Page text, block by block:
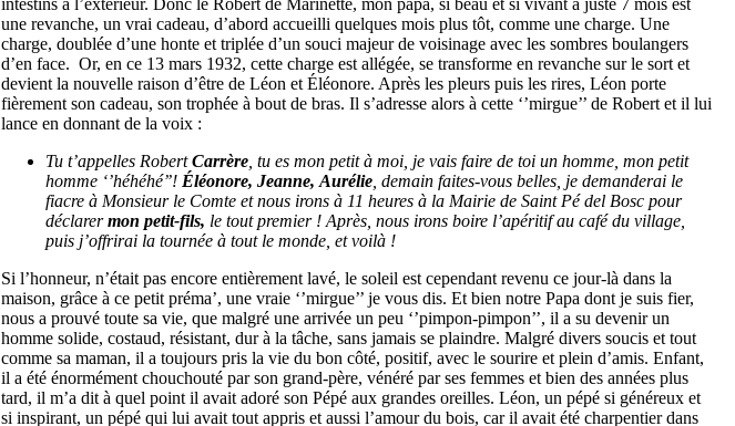
intestins à l’extérieur. Donc le Robert de Marinette, mon papa, si beau et si vivant à juste 7 mois est
une revanche, un vrai cadeau, d’abord accueilli quelques mois plus tôt, comme une charge. Une
charge, doublée d’une honte et triplée d’un souci majeur de voisinage avec les sombres boulangers
d’en face. Or, en ce 13 mars 1932, cette charge est allégée, se transforme en revanche sur le sort et
devient la nouvelle raison d’être de Léon et Éléonore. Après les pleurs puis les rires, Léon porte
fièrement son cadeau, son trophée à bout de bras. Il s’adresse alors à cette ‘’mirgue’’ de Robert et il lui
lance en donnant de la voix :
Tu t’appelles RobertCarrère , tu es mon petit à moi, je vais faire de toi un homme, mon petit
homme ‘’héhéhé’’! Éléonore, Jeanne, Aurélie , demain faites-vous belles, je demanderai le
fiacre à Monsieur le Comte et nous irons à 11 heures à la Mairie de Saint Pé del Bosc pour
déclarermon petit-fils, le tout premier ! Après, nous irons boire l’apéritif au café du village,
puis j’offrirai la tournée à tout le monde, et voilà !
Si l’honneur, n’était pas encore entièrement lavé, le soleil est cependant revenu ce jour-là dans la
maison, grâce à ce petit préma’, une vraie ‘’mirgue’’ je vous dis. Et bien notre Papa dont je suis fier,
nous a prouvé toute sa vie, que malgré une arrivée un peu ‘’pimpon-pimpon’’, il a su devenir un
homme solide, costaud, résistant, dur à la tâche, sans jamais se plaindre. Malgré divers soucis et tout
comme sa maman, il a toujours pris la vie du bon côté, positif, avec le sourire et plein d’amis. Enfant,
il a été énormément chouchouté par son grand-père, vénéré par ses femmes et bien des années plus
tard, il m’a dit à quel point il avait adoré son Pépé aux grandes oreilles. Léon, un pépé si généreux et
si inspirant, un pépé qui lui avait tout appris et aussi l’amour du bois, car il avait été charpentier dans